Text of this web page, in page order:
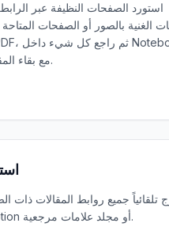
استورد الصفحات النظيفة عبر
الغنية بالصور أو الصفحات المتاحة
مع بقاء المقال الأصلي ظاهرًا.
تلقائياً جميع روابط المقالات
ويب أو مستند Notion أو مجلد علامات مرجعية.